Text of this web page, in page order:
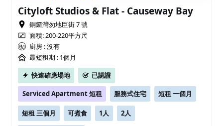
Cityloft Studios & Flat - Causeway Bay
銅鑼灣勿地臣街 7 號
面積: 200-220平方尺
廚房 : 沒有
最短租期 : 1個月
快速確應場地
已認證
Serviced Apartment 短租 服務式住宅 短租 一個月
短租 三個月 可煮食 1人 2人